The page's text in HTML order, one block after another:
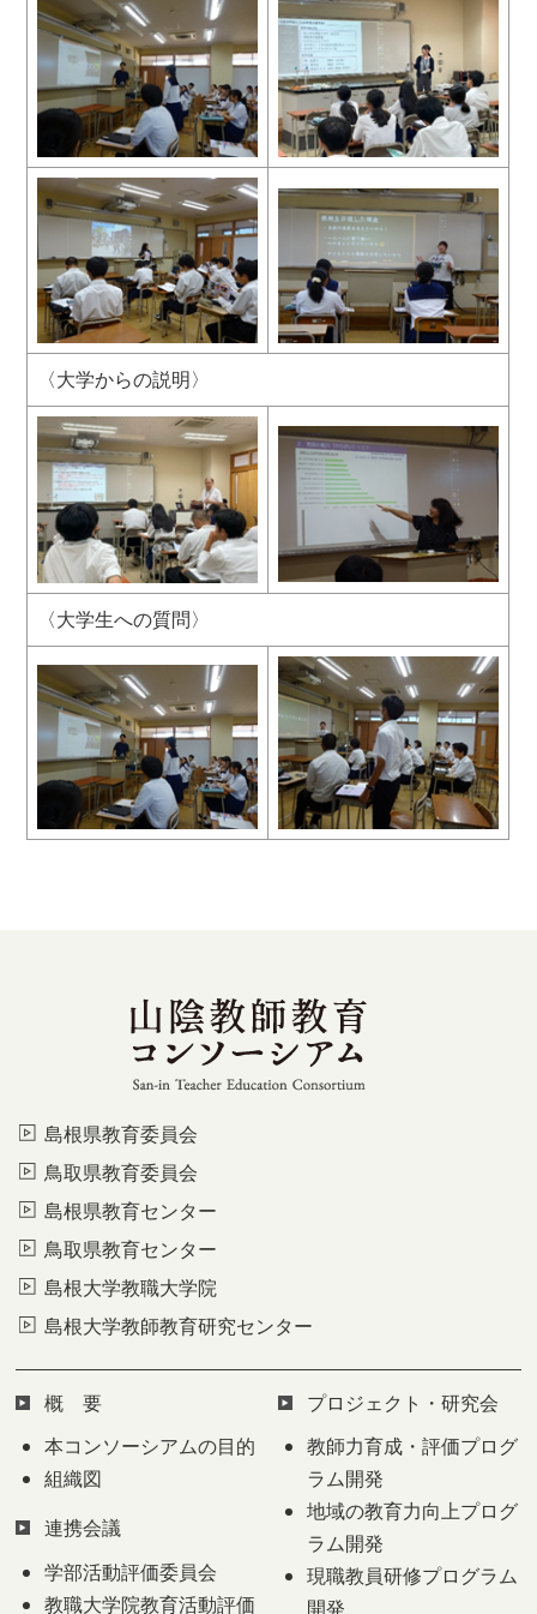
〈大学からの説明〉
〈大学生への質問〉
島根県教育委員会
鳥取県教育委員会
島根県教育センター
鳥取県教育センター
島根大学教職大学院
島根大学教師教育研究センター
概 要
本コンソーシアムの目的
組織図
連携会議
学部活動評価委員会
教職大学院教育活動評価
プロジェクト・研究会
教師力育成・評価プログ
ラム開発
地域の教育力向上プログ
ラム開発
現職教員研修プログラム
開発